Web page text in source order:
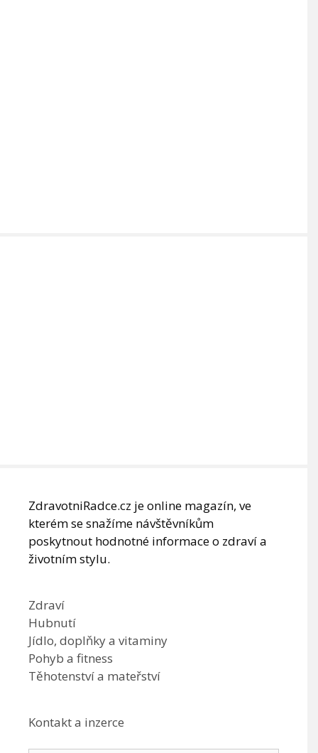
ZdravotniRadce.cz je online magazín, ve
kterém se snažíme návštěvníkům
poskytnout hodnotné informace o zdraví a
životním stylu.
Zdraví
Hubnutí
Jídlo, doplňky a vitaminy
Pohyb a fitness
Těhotenství a mateřství
Kontakt a inzerce